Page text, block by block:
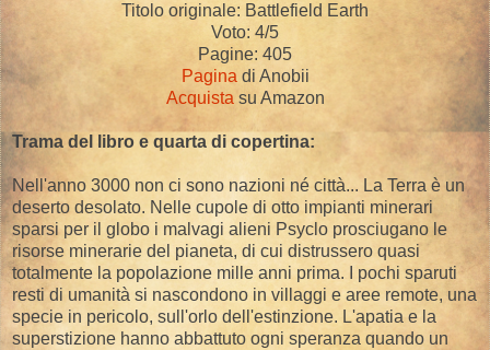
Titolo originale: Battlefield Earth
Voto: 4/5
Pagine: 405
Paginadi Anobii
Acquistasu Amazon
Trama del libro e quarta di copertina:
Nell'anno 3000 non ci sono nazioni né città... La Terra è un
deserto desolato. Nelle cupole di otto impianti minerari
sparsi per il globo i malvagi alieni Psyclo prosciugano le
risorse minerarie del pianeta, di cui distrussero quasi
totalmente la popolazione mille anni prima. I pochi sparuti
resti di umanità si nascondono in villaggi e aree remote, una
specie in pericolo, sull'orlo dell'estinzione. L'apatia e la
superstizione hanno abbattuto ogni speranza quando un